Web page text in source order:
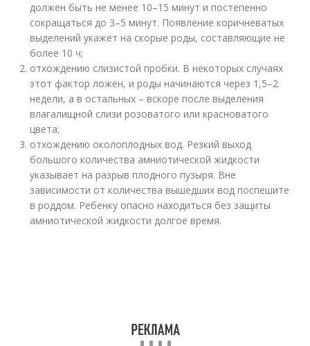
должен быть не менее 10–15 минут и постепенно
сокращаться до 3–5 минут. Появление коричневатых
выделений укажет на скорые роды, составляющие не
более 10 ч;
отхождению слизистой пробки. В некоторых случаях
этот фактор ложен, и роды начинаются через 1,5–2
недели, а в остальных – вскоре после выделения
влагалищной слизи розоватого или красноватого
цвета;
отхождению околоплодных вод. Резкий выход
большого количества амниотической жидкости
указывает на разрыв плодного пузыря. Вне
зависимости от количества вышедших вод поспешите
в роддом. Ребенку опасно находиться без защиты
амниотической жидкости долгое время.